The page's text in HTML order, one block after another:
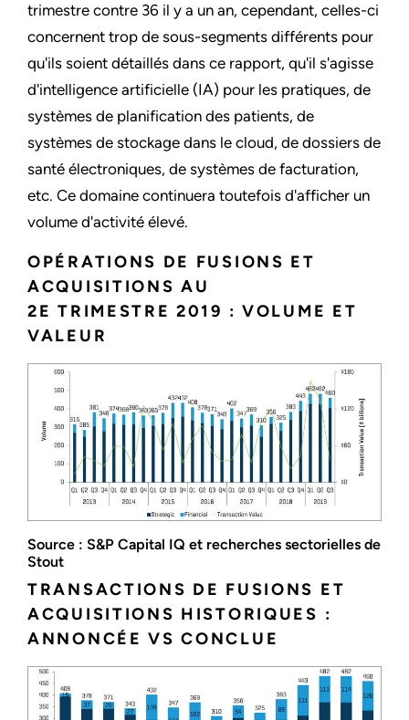
trimestre contre 36 il y a un an, cependant, celles-ci
concernent trop de sous-segments différents pour
qu'ils soient détaillés dans ce rapport, qu'il s'agisse
d'intelligence artificielle (IA) pour les pratiques, de
systèmes de planification des patients, de
systèmes de stockage dans le cloud, de dossiers de
santé électroniques, de systèmes de facturation,
etc. Ce domaine continuera toutefois d'afficher un
volume d'activité élevé.
OPÉRATIONS DE FUSIONS ET
ACQUISITIONS AU
2E TRIMESTRE 2019 : VOLUME ET
VALEUR
Source : S&P Capital IQ et recherches sectorielles de
Stout
TRANSACTIONS DE FUSIONS ET
ACQUISITIONS HISTORIQUES :
ANNONCÉE VS CONCLUE